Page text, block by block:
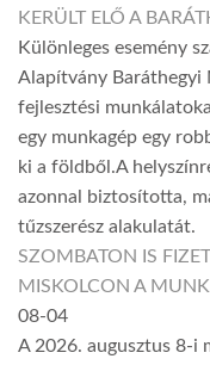
KERÜLT ELŐ A
Különleges esemény
Alapítvány Baráthegyi
fejlesztési
egy munkagép egy
ki a földből.A
azonnal biztosította,
tűzszerész alakulatát.
SZOMBATON IS
MISKOLCON A
08-04
A 2026. augusztus 8-i